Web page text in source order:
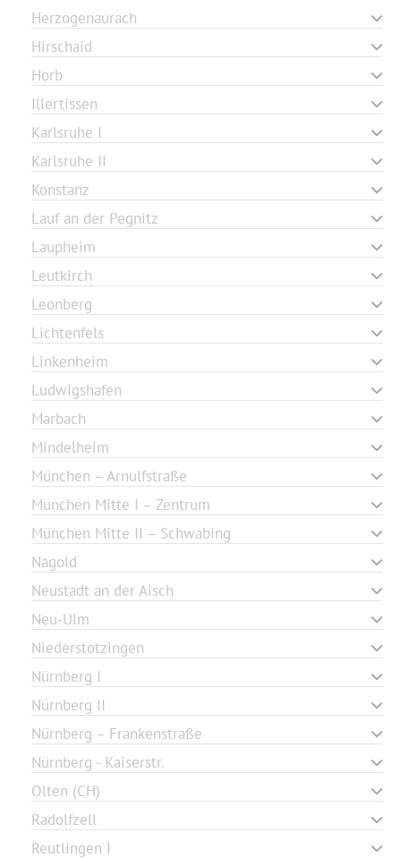
Herzogenaurach
Hirschaid
Horb
Illertissen
Karlsruhe I
Karlsruhe II
Konstanz
Lauf an der Pegnitz
Laupheim
Leutkirch
Leonberg
Lichtenfels
Linkenheim
Ludwigshafen
Marbach
Mindelheim
München – Arnulfstraße
München Mitte I – Zentrum
München Mitte II – Schwabing
Nagold
Neustadt an der Aisch
Neu-Ulm
Niederstotzingen
Nürnberg I
Nürnberg II
Nürnberg – Frankenstraße
Nürnberg - Kaiserstr.
Olten (CH)
Radolfzell
Reutlingen I